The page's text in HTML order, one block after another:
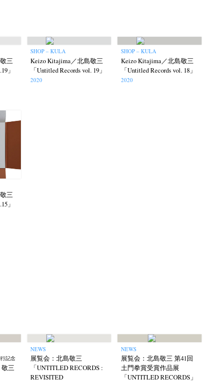
三
」
SHOP – KULA
Keizo Kitajima／北島敬三
「Untitled Records vol. 19」
2020
SHOP – KULA
Keizo Kitajima／北島敬三
「Untitled Records vol. 18」
2020
三
」
記念
三
NEWS
展覧会：北島敬三
「UNTITLED RECORDS :
REVISITED
NEWS
展覧会：北島敬三 第41回
土門拳賞受賞作品展
「UNTITLED RECORDS」